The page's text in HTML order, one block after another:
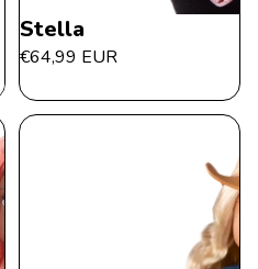
Stella
€64,99 EUR